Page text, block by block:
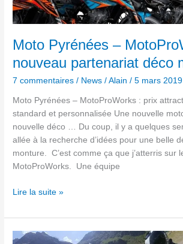
Moto Pyrénées –
nouveau partenariat déco
7 commentaires / News /Alain/5 mars 2019
Moto Pyrénées – MotoProWorks : prix
standard et personnalisée Une nouvelle
nouvelle déco … Du coup, il y a quelques
allée à la recherche d’idées pour une belle
monture. C’est comme ça que j’atterris sur
MotoProWorks. Une équipe
:
partenariat
moto
Lire la suite »
KTM